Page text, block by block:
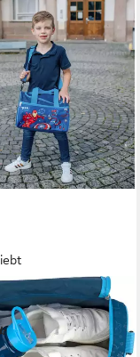
(119)
€ UVP24,95 €